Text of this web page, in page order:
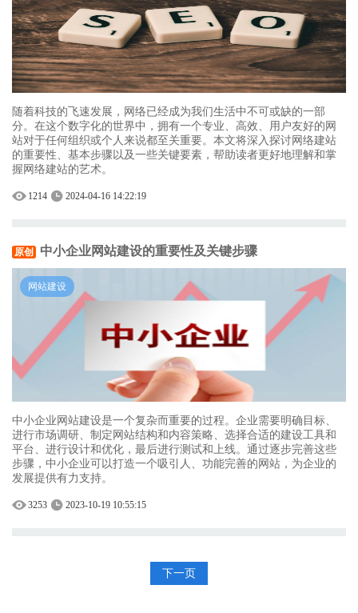
随着科技的飞速发展，网络已经成为我们生活中不可或缺的一部
分。在这个数字化的世界中，拥有一个专业、高效、用户友好的网
站对于任何组织或个人来说都至关重要。本文将深入探讨网络建站
的重要性、基本步骤以及一些关键要素，帮助读者更好地理解和掌
握网络建站的艺术。
1214 2024-04-16 14:22:19
原创 中小企业网站建设的重要性及关键步骤
网站建设
中小企业网站建设是一个复杂而重要的过程。企业需要明确目标、
进行市场调研、制定网站结构和内容策略、选择合适的建设工具和
平台、进行设计和优化，最后进行测试和上线。通过逐步完善这些
步骤，中小企业可以打造一个吸引人、功能完善的网站，为企业的
发展提供有力支持。
3253 2023-10-19 10:55:15
下一页